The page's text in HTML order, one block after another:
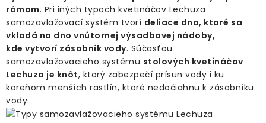
rámom. Pri iných typoch kvetináčov Lechuza
samozavlažovací systém tvorí deliace dno, ktoré sa
vkladá na dno vnútornej výsadbovej nádoby,
kde vytvorí zásobník vody. Súčasťou
samozavlažovacieho systému stolových kvetináčov
Lechuza je knôt, ktorý zabezpečí prísun vody i ku
koreňom menších rastlín, ktoré nedočiahnu k zásobníku
vody.